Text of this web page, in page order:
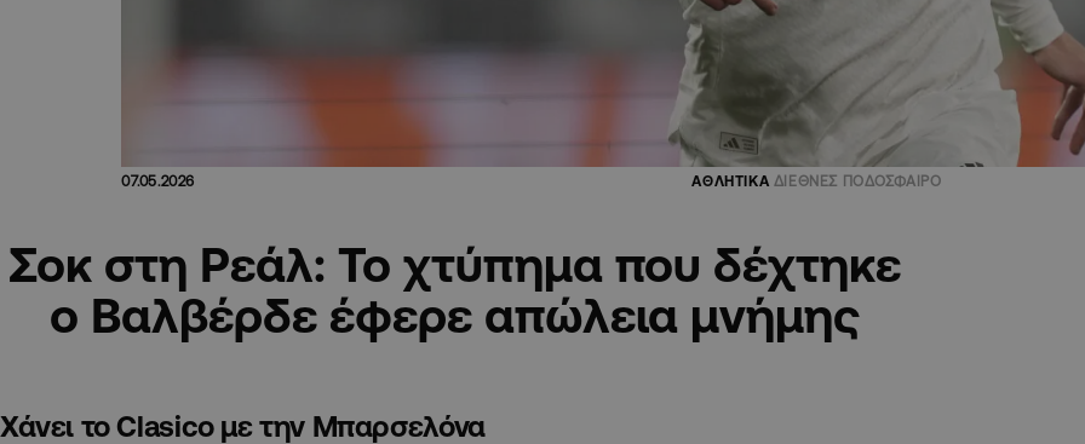
07.05.2026 ΑΘΛΗΤΙΚΑ ΔΙΕΘΝΕΣ ΠΟΔΟΣΦΑΙΡΟ
Σοκ στη Ρεάλ: Το χτύπημα που δέχτηκε
ο Βαλβέρδε έφερε απώλεια μνήμης
Χάνει το Clasico με την Μπαρσελόνα